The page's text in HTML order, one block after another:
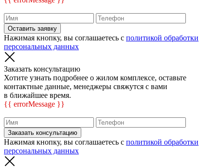
Оставить заявку
Нажимая кнопку, вы соглашаетесь с политикой обработки
персональных данных
Заказать консультацию
Хотите узнать подробнее о жилом комплексе, оставьте
контактные данные, менеджеры свяжутся с вами
в ближайшее время.
{{ errorMessage }}
Заказать консультацию
Нажимая кнопку, вы соглашаетесь с политикой обработки
персональных данных